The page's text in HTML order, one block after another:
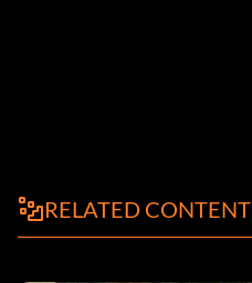
RELATED CONTENT